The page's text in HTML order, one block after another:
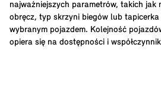
najważniejszych parametrów, takich jak
obręcz, typ skrzyni biegów lub
wybranym pojazdem. Kolejność
opiera się na dostępności i